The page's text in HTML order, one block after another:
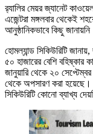
র‌্যালির মেয়র জ্যানেট
এজেন্টরা মঙ্গলবার থেকেই
আনুষ্ঠানিকভাবে কিছু
হোমল্যান্ড সিকিউরিটি
৫০ হাজারের বেশি
জানুয়ারি থেকে ২০
থেকে অপসারণ করা হয়েছে।
সিকিউরিটি কোনো ব্যাখ্য